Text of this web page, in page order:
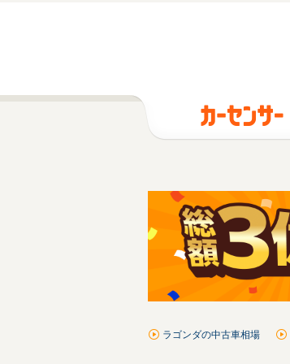
ラゴンダの中古車相場